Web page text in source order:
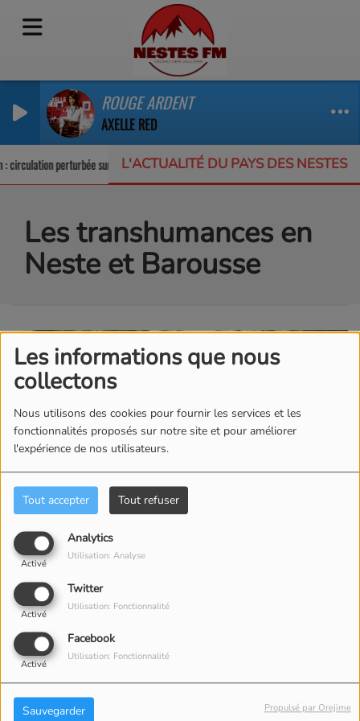
Les informations que nous
collectons
Nous utilisons des cookies pour fournir les services et les
fonctionnalités proposés sur notre site et pour améliorer
l'expérience de nos utilisateurs.
Tout accepter Tout refuser
Analytics
Activé
Utilisation: Analyse
Twitter
Activé
Utilisation: Fonctionnalité
Facebook
Activé
Utilisation: Fonctionnalité
Sauvegarder Propulsé par Orejime
ROUGE ARDENT
AXELLE RED
L'ACTUALITÉ DU PAYS DES NESTES
perturbée sur la RD123 Un appel à projets pour protéger la
Les transhumances en
Neste et Barousse
Du 05 juin 2026
au 06 juin 2026à 23h00
Neste et Barousse vous propose un week-end de